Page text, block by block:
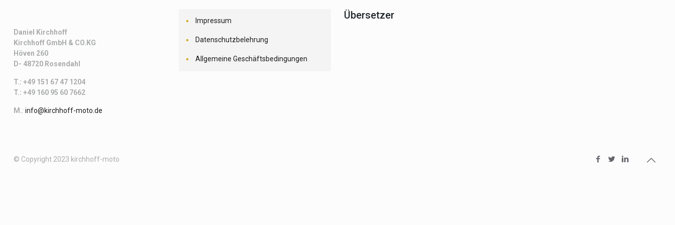
Daniel Kirchhoff
Kirchhoff GmbH & CO.KG
Höven 260
D- 48720 Rosendahl
T.: +49 151 67 47 1204
T.: +49 160 95 60 7662
M.: info@kirchhoff-moto.de
Impressum
Datenschutzbelehrung
Allgemeine Geschäftsbedingungen
Übersetzer
© Copyright 2023 kirchhoff-moto